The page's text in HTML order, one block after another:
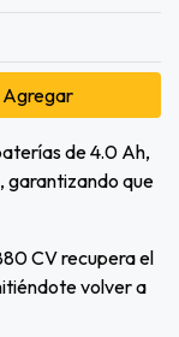
Agregar
de 4.0 Ah,
garantizando que
CV recupera el
volver a